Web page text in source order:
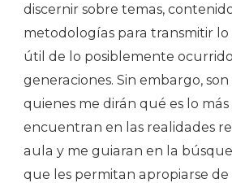
discernir sobre temas,
metodologías para transmitir
útil de lo posiblemente
generaciones. Sin embargo, son
quienes me dirán qué es lo
encuentran en las realidades
aula y me guiaran en la
que les permitan apropiarse de